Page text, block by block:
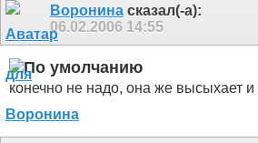
Воронина сказал(-а):
06.02.2006 14:55
конечно не надо, она же высыхает и